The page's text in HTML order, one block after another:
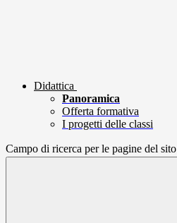
Didattica
Panoramica
Offerta formativa
I progetti delle classi
Campo di ricerca per le pagine del sito